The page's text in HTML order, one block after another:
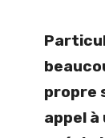
propre
appel à